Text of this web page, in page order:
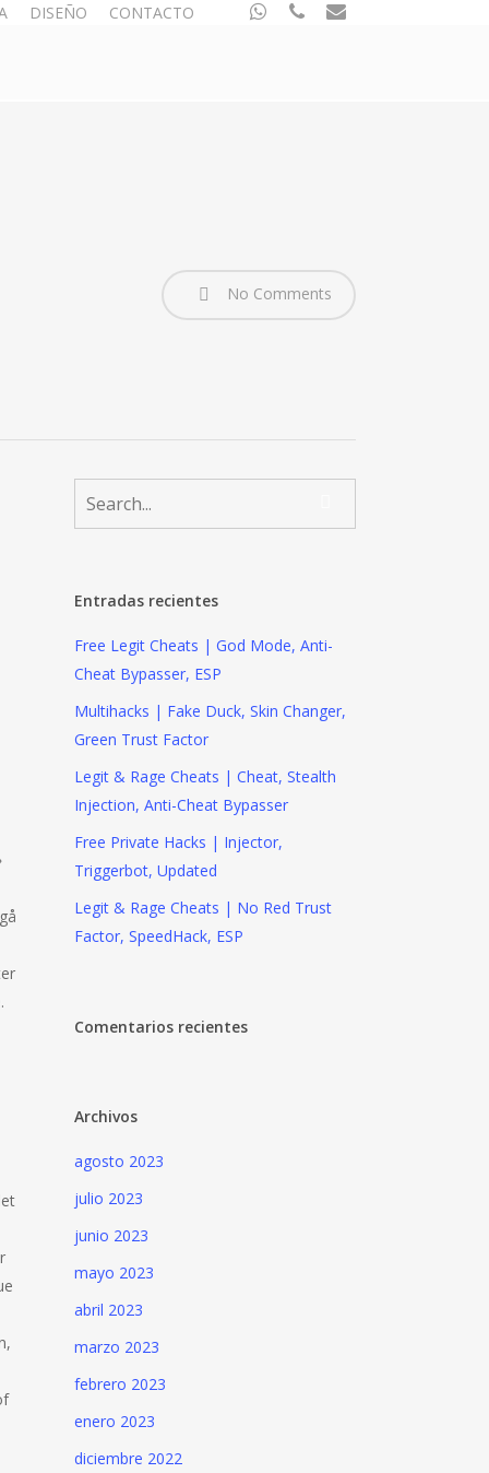
DISEÑO CONTACTO whatsapp
phone email
No Comments
Entradas recientes
Free Legit Cheats | God Mode, Anti-
Cheat Bypasser, ESP
Multihacks | Fake Duck, Skin Changer,
Green Trust Factor
Legit & Rage Cheats | Cheat, Stealth
Injection, Anti-Cheat Bypasser
Free Private Hacks | Injector,
Triggerbot, Updated
Legit & Rage Cheats | No Red Trust
Factor, SpeedHack, ESP
Comentarios recientes
Archivos
agosto 2023
julio 2023
junio 2023
mayo 2023
abril 2023
marzo 2023
febrero 2023
enero 2023
diciembre 2022